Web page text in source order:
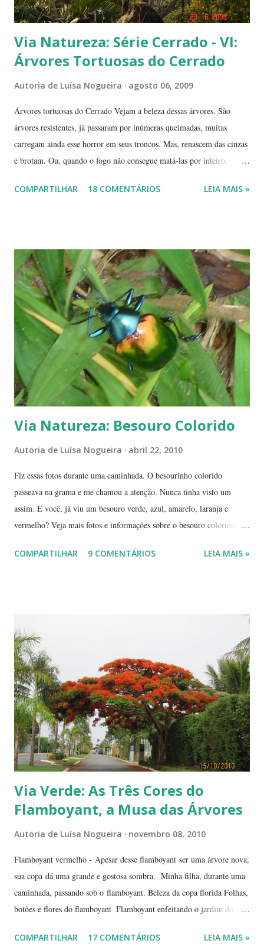
Via Natureza: Série Cerrado - VI:
Árvores Tortuosas do Cerrado
Autoria de Luísa Nogueira agosto 06, 2009
Árvores tortuosas do Cerrado Vejam a beleza dessas árvores. São
árvores resistentes, já passaram por inúmeras queimadas, muitas
carregam ainda esse horror em seus troncos. Mas, renascem das cinzas
e brotam. Ou, quando o fogo não consegue matá-las por inteiro,
novas flores e sempre novas sementes. É a esperança, em cada ano, de
estação seca pode durar até 5 meses. Neste período o índice de
umidade relativa do ar chega, muitas vezes, no meio da tarde, a
índices inferiores a 15%. Por isto tantas queimadas acontecem entre
maio e setembro, período de estiagem. Um toco de cigarro ou algumas
brasas que ficaram de um pique-nique pode ser o começo de um
fogaréu. Há também os casos em que o fogo...
COMPARTILHAR 18 COMENTÁRIOS LEIA MAIS »
Via Natureza: Besouro Colorido
Autoria de Luísa Nogueira abril 22, 2010
Fiz essas fotos durante uma caminhada. O besourinho colorido
passeava na grama e me chamou a atenção. Nunca tinha visto um
assim. E você, já viu um besouro verde, azul, amarelo, laranja e
vermelho? Veja mais fotos e informações sobre o besouro colorido e a
Terra, aquele abraço! ------------ Dia da Terra - Veja aqui . -----------
COMPARTILHAR 9 COMENTÁRIOS LEIA MAIS »
Via Verde: As Três Cores do
Flamboyant, a Musa das Árvores
Autoria de Luísa Nogueira novembro 08, 2010
Flamboyant vermelho - Apesar desse flamboyant ser uma árvore nova,
sua copa dá uma grande e gostosa sombra. Minha filha, durante uma
caminhada, passando sob o flamboyant. Beleza da copa florida Folhas,
botões e flores do flamboyant Flamboyant enfeitando o jardim do
fachada do TJ. Flores e galhos retorcidos do flamboyant. Flores do
COMPARTILHAR 17 COMENTÁRIOS LEIA MAIS »